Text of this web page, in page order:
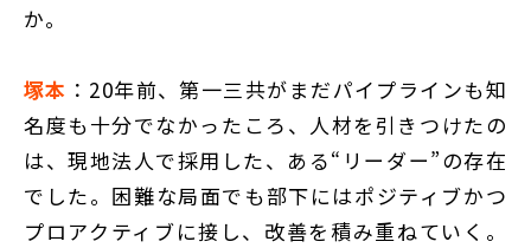
か。
塚本 ：20年前、第一三共がまだパイプラインも知
名度も十分でなかったころ、人材を引きつけたの
は、現地法人で採用した、ある“リーダー”の存在
でした。困難な局面でも部下にはポジティブかつ
プロアクティブに接し、改善を積み重ねていく。